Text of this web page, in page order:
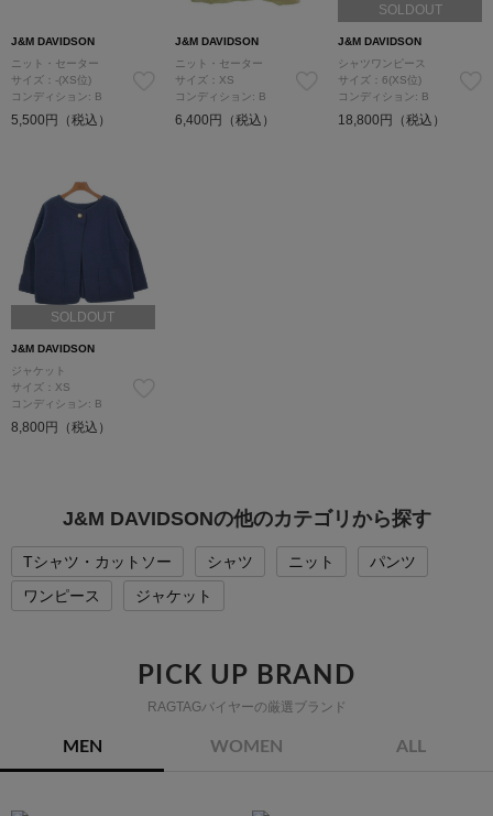
J&M DAVIDSON
ニット・セーター
サイズ：-(XS位)
コンディション: B
5,500円（税込）
J&M DAVIDSON
ニット・セーター
サイズ：XS
コンディション: B
6,400円（税込）
SOLDOUT
J&M DAVIDSON
シャツワンピース
サイズ：6(XS位)
コンディション: B
18,800円（税込）
SOLDOUT
J&M DAVIDSON
ジャケット
サイズ：XS
コンディション: B
8,800円（税込）
J&M DAVIDSONの他のカテゴリから探す
Tシャツ・カットソー シャツ ニット
パンツ
ワンピース
ジャケット
PICK UP BRAND
RAGTAGバイヤーの厳選ブランド
MEN WOMEN ALL